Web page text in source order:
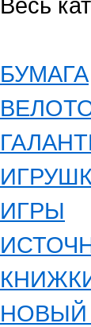
БУМАГА
ИГРЫ
НОВЫЙ